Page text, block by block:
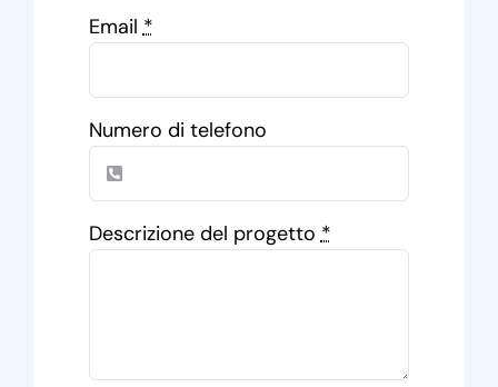
Email*
Numero di telefono
Descrizione del progetto*